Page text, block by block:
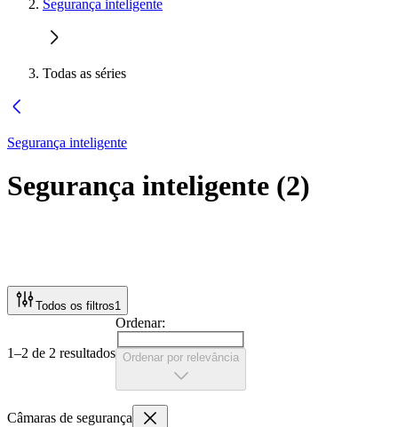
Segurança inteligente
Todas as séries
Segurança inteligente
Segurança inteligente (2)
Todos os filtros1
1–2 de 2 resultados
Ordenar:
Ordenar por relevância
Câmaras de segurança